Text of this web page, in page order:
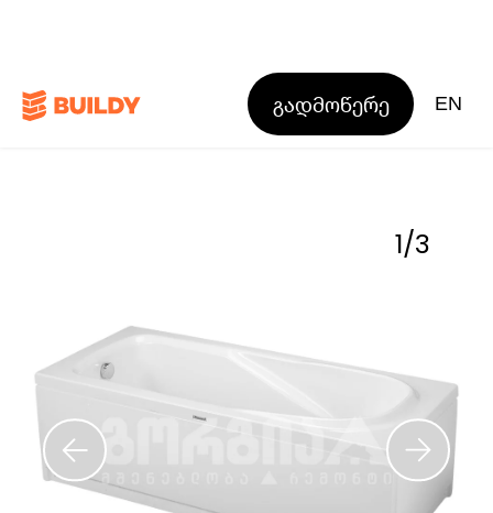
გადმოწერე EN
1/3